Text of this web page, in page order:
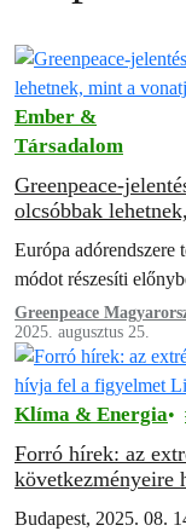
Ember &
Társadalom
Greenpeace-
olcsóbbak
Európa adórendszere
módot részesíti
Greenpeace
2025. augusztus 25.
Klíma & Energia
Forró hírek: az
Budapest, 2025. 08.